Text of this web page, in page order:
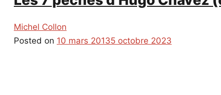
Michel Collon
Posted on 10 mars 20135 octobre 2023